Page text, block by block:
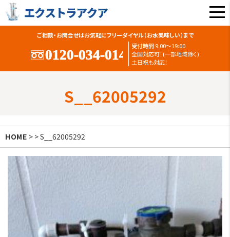
ご相談・お問合せはお気軽にフリーダイヤル（お水美味しい）まで
受付時間 9:00〜19:00
全国対応可！(一部地域除く)
土日祝も対応！
S__62005292
HOME > > S__62005292